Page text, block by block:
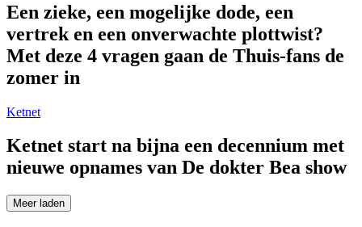
Een zieke, een mogelijke dode, een
vertrek en een onverwachte plottwist?
Met deze 4 vragen gaan de Thuis-fans de
zomer in
Ketnet
Ketnet start na bijna een decennium met
nieuwe opnames van De dokter Bea show
Meer laden